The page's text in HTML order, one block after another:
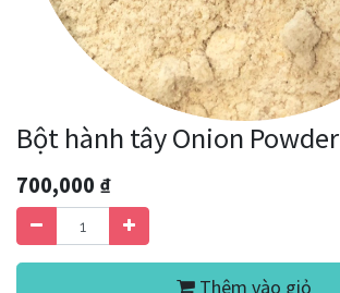
Bột hành tây Onion Powder
700,000 ₫
Thêm vào giỏ